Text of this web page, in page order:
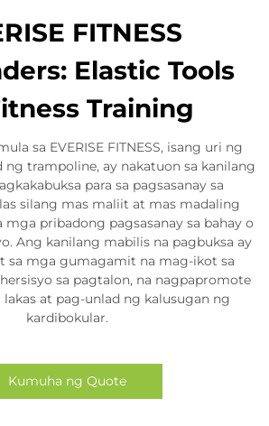
FITNESS
Elastic Tools
Training
sa EVERISE FITNESS, isang uri ng
trampoline, ay nakatuon sa kanilang
para sa pagsasanay sa
silang mas maliit at mas madaling
mga pribadong pagsasanay sa bahay o
Ang kanilang mabilis na pagbuksa ay
sa mga gumagamit na mag-ikot sa
sa pagtalon, na nagpapromote
at pag-unlad ng kalusugan ng
kardibokular.
Kumuha ng Quote